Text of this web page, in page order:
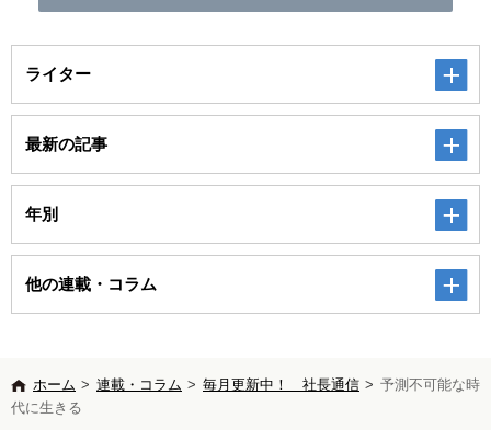
ライター
最新の記事
年別
他の連載・コラム
ホーム > 連載・コラム > 毎月更新中！ 社長通信 > 予測不可能な時
代に生きる